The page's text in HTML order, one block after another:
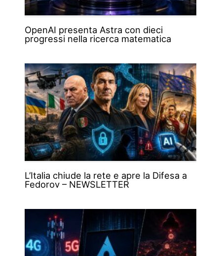
OpenAI presenta Astra con dieci
progressi nella ricerca matematica
L’Italia chiude la rete e apre la Difesa a
Fedorov – NEWSLETTER